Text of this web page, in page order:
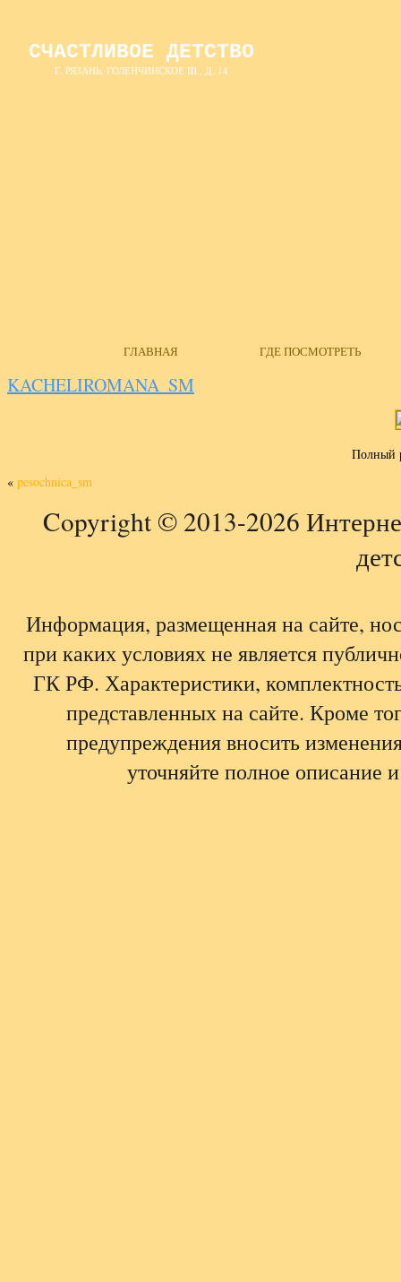
СЧАСТЛИВОЕ ДЕТСТВО
Г. РЯЗАНЬ, ГОЛЕНЧИНСКОЕ Ш., Д. 14
ГЛАВНАЯ ГДЕ ПОСМОТРЕТЬ
KACHELIROMANA_SM
Полный
« pesochnica_sm
Copyright © 2013-2026
Информация, размещенная на сайте,
при каких условиях не является
ГК РФ. Характеристики,
представленных на сайте. Кроме
предупреждения вносить
уточняйте полное описание